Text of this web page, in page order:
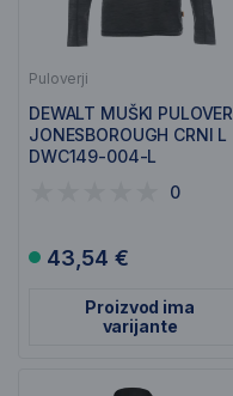
Puloverji
DEWALT MUŠKI PULOVER
JONESBOROUGH CRNI L
DWC149-004-L
0
43,54 €
Proizvod ima
varijante